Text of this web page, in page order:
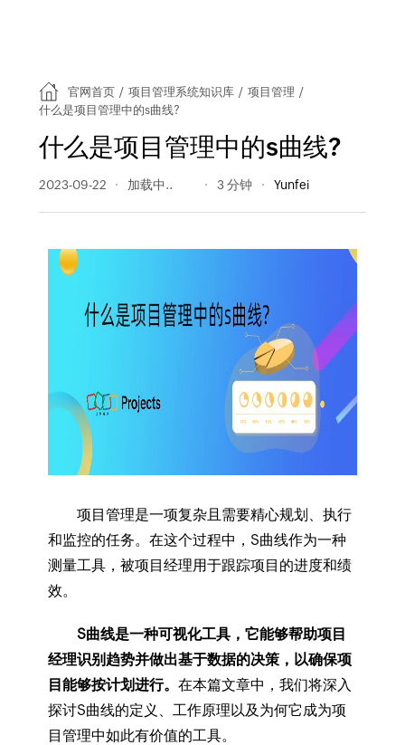
官网首页 / 项目管理系统知识库 / 项目管理 /
什么是项目管理中的s曲线?
什么是项目管理中的s曲线?
2023-09-22 2128 阅读量 3 分钟 Yunfei
项目管理是一项复杂且需要精心规划、执行
和监控的任务。在这个过程中，S曲线作为一种
测量工具，被项目经理用于跟踪项目的进度和绩
效。
S曲线是一种可视化工具，它能够帮助项目
经理识别趋势并做出基于数据的决策，以确保项
目能够按计划进行。 在本篇文章中，我们将深入
探讨S曲线的定义、工作原理以及为何它成为项
目管理中如此有价值的工具。